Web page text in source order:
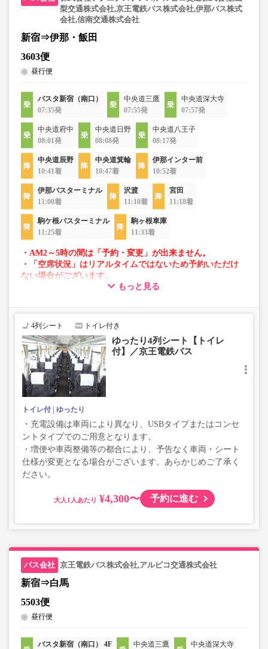
梨交通株式会社,京王電鉄バス株式会社,伊那バス株式
会社,信南交通株式会社
新宿⇒伊那・飯田
3603便
昼行便
バスタ新宿（南口）
07:35発
中央道三鷹
07:55発
中央道深大寺
07:57発
中央道府中
08:01発
中央道日野
08:08発
中央道八王子
08:17発
中央道辰野
10:41着
中央道箕輪
10:47着
伊那インター前
10:52着
伊那バスターミナル
11:00着
沢渡
11:10着
宮田
11:18着
駒ケ根バスターミナル
11:25着
駒ヶ根車庫
11:33着
・AM2～5時の間は「予約・変更」が出来ません。
・「空席状況」はリアルタイムではないため予約いただけ
ない場合がございます。
・車両は予告なく変更となる場合がございます。これに伴
で、あらかじめご了承ください。
もっと見る
4列シート トイレ付き
ゆったり4列シート【トイレ
付】／京王電鉄バス
トイレ付 ゆったり
・充電設備は車両により異なり、USBタイプまたはコンセ
ントタイプでのご用意となります。
・増便や車両整備等の都合により、予告なく車両・シート
仕様が変更となる場合がございます。あらかじめご了承く
ださい。
大人 ¥4,300〜 予約に進む
京王電鉄バス株式会社,アルピコ交通株式会社
新宿⇒白馬
5503便
昼行便
バスタ新宿（南口） 4F
中央道三鷹
中央道深大寺